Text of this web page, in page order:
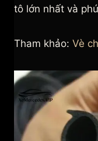
tô lớn nhất và
Tham khảo: Vè